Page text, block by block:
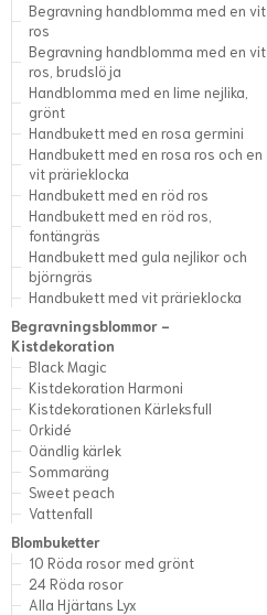
Begravning handblomma med en vit
ros
Begravning handblomma med en vit
ros, brudslöja
Handblomma med en lime nejlika,
grönt
Handbukett med en rosa germini
Handbukett med en rosa ros och en
vit prärieklocka
Handbukett med en röd ros
Handbukett med en röd ros,
fontängräs
Handbukett med gula nejlikor och
björngräs
Handbukett med vit prärieklocka
Begravningsblommor -
Kistdekoration
Black Magic
Kistdekoration Harmoni
Kistdekorationen Kärleksfull
Orkidé
Oändlig kärlek
Sommaräng
Sweet peach
Vattenfall
Blombuketter
10 Röda rosor med grönt
24 Röda rosor
Alla Hjärtans Lyx